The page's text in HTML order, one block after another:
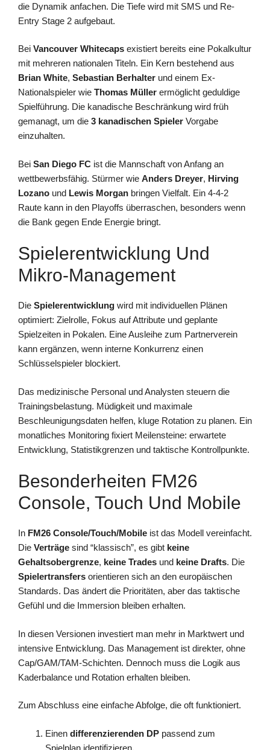
die Dynamik anfachen. Die Tiefe wird mit SMS und Re-
Entry Stage 2 aufgebaut.
Bei Vancouver Whitecaps existiert bereits eine Pokalkultur
mit mehreren nationalen Titeln. Ein Kern bestehend aus
Brian White, Sebastian Berhalter und einem Ex-
Nationalspieler wie Thomas Müller ermöglicht geduldige
Spielführung. Die kanadische Beschränkung wird früh
gemanagt, um die 3 kanadischen Spieler Vorgabe
einzuhalten.
Bei San Diego FC ist die Mannschaft von Anfang an
wettbewerbsfähig. Stürmer wie Anders Dreyer, Hirving
Lozano und Lewis Morgan bringen Vielfalt. Ein 4-4-2
Raute kann in den Playoffs überraschen, besonders wenn
die Bank gegen Ende Energie bringt.
Spielerentwicklung Und
Mikro-Management
Die Spielerentwicklung wird mit individuellen Plänen
optimiert: Zielrolle, Fokus auf Attribute und geplante
Spielzeiten in Pokalen. Eine Ausleihe zum Partnerverein
kann ergänzen, wenn interne Konkurrenz einen
Schlüsselspieler blockiert.
Das medizinische Personal und Analysten steuern die
Trainingsbelastung. Müdigkeit und maximale
Beschleunigungsdaten helfen, kluge Rotation zu planen. Ein
monatliches Monitoring fixiert Meilensteine: erwartete
Entwicklung, Statistikgrenzen und taktische Kontrollpunkte.
Besonderheiten FM26
Console, Touch Und Mobile
In FM26 Console/Touch/Mobile ist das Modell vereinfacht.
Die Verträge sind “klassisch”, es gibt keine
Gehaltsobergrenze, keine Trades und keine Drafts. Die
Spielertransfers orientieren sich an den europäischen
Standards. Das ändert die Prioritäten, aber das taktische
Gefühl und die Immersion bleiben erhalten.
In diesen Versionen investiert man mehr in Marktwert und
intensive Entwicklung. Das Management ist direkter, ohne
Cap/GAM/TAM-Schichten. Dennoch muss die Logik aus
Kaderbalance und Rotation erhalten bleiben.
Zum Abschluss eine einfache Abfolge, die oft funktioniert.
Einen differenzierenden DP passend zum
Spielplan identifizieren.